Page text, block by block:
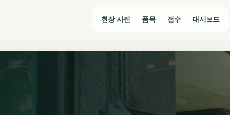
현장 사진 품목 접수 대시보드